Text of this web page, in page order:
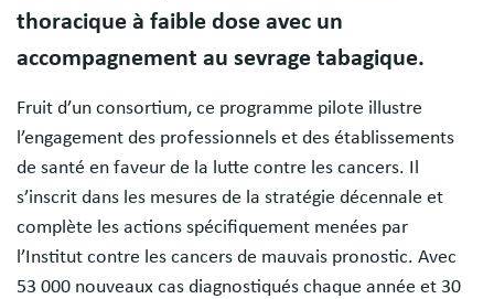
thoracique à faible dose avec un
accompagnement au sevrage tabagique.
Fruit d’un consortium, ce programme pilote illustre
l’engagement des professionnels et des établissements
de santé en faveur de la lutte contre les cancers. Il
s’inscrit dans les mesures de la stratégie décennale et
complète les actions spécifiquement menées par
l’Institut contre les cancers de mauvais pronostic. Avec
53 000 nouveaux cas diagnostiqués chaque année et 30